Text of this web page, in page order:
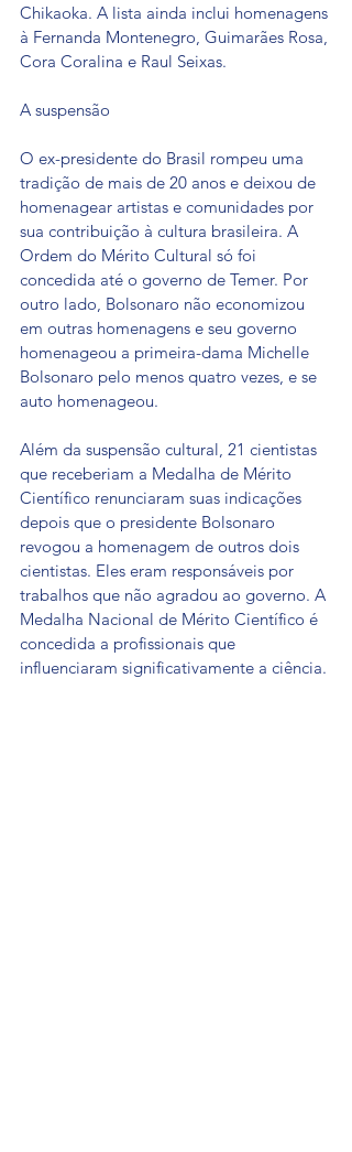
Chikaoka. A lista ainda inclui homenagens
à Fernanda Montenegro, Guimarães Rosa,
Cora Coralina e Raul Seixas.
A suspensão
O ex-presidente do Brasil rompeu uma
tradição de mais de 20 anos e deixou de
homenagear artistas e comunidades por
sua contribuição à cultura brasileira. A
Ordem do Mérito Cultural só foi
concedida até o governo de Temer. Por
outro lado, Bolsonaro não economizou
em outras homenagens e seu governo
homenageou a primeira-dama Michelle
Bolsonaro pelo menos quatro vezes, e se
auto homenageou.
Além da suspensão cultural, 21 cientistas
que receberiam a Medalha de Mérito
Científico renunciaram suas indicações
depois que o presidente Bolsonaro
revogou a homenagem de outros dois
cientistas. Eles eram responsáveis por
trabalhos que não agradou ao governo. A
Medalha Nacional de Mérito Científico é
concedida a profissionais que
influenciaram significativamente a ciência.